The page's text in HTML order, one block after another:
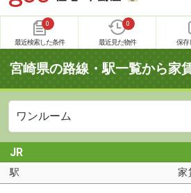
0
最近検索した条件
0
最近見た物件 保存
宮崎県の路線・駅一覧から家
JR
駅 家